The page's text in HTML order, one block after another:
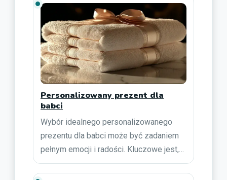
Personalizowany prezent dla
babci
Wybór idealnego personalizowanego
prezentu dla babci może być zadaniem
pełnym emocji i radości. Kluczowe jest,…